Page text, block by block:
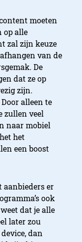
moeten
op alle
zal zijn keuze
van de
De
dat ze op
zijn.
alleen te
zullen veel
naar mobiel
het
een boost
aanbieders er
ook
dat je alle
later zou
dan